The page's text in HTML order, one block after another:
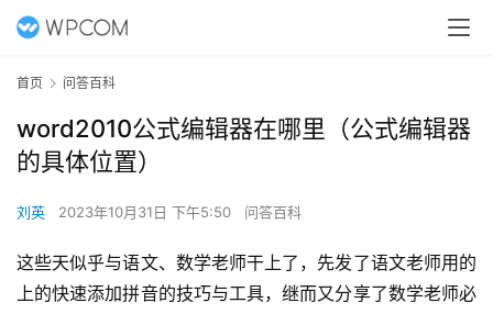
首页 问答百科
word2010公式编辑器在哪里（公式编辑器
的具体位置）
刘英 2023年10月31日 下午5:50 问答百科
这些天似乎与语文、数学老师干上了，先发了语文老师用的
上的快速添加拼音的技巧与工具，继而又分享了数学老师必